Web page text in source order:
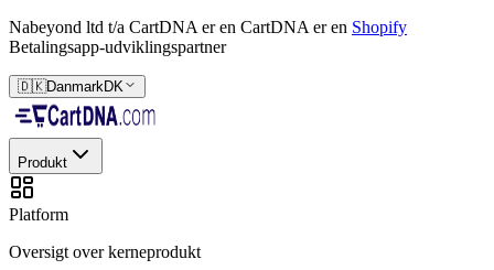
Nabeyond ltd t/a CartDNA er en CartDNA er en Shopify
Betalingsapp-udviklingspartner
🇩🇰DanmarkDK
Produkt
Platform
Oversigt over kerneprodukt